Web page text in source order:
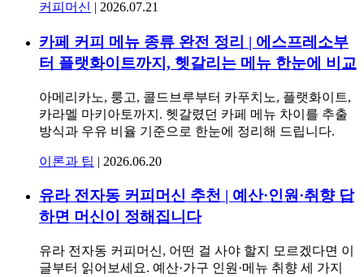
커피머신 | 2026.07.21
카페 커피 메뉴 종류 완전 정리 | 에스프레소부
터 플랫화이트까지, 헷갈리는 메뉴 한눈에 비교
아메리카노, 룽고, 콜드브루부터 카푸치노, 플랫화이트,
카라멜 마키아토까지. 헷갈렸던 카페 메뉴 차이를 추출
방식과 우유 비율 기준으로 한눈에 정리해 드립니다.
이론과 팁 | 2026.06.20
유라 전자동 커피머신 추천 | 예산·인원·취향 답
하면 머신이 정해집니다
유라 전자동 커피머신, 어떤 걸 사야 할지 모르겠다면 이
글부터 읽어보세요. 예산·가구 인원·메뉴 취향 세 가지